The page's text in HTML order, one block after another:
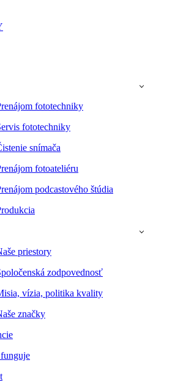
fototechniky
fototechniky
snímača
fotoateliéru
podcastového štúdia
priestory
zodpovednosť
vízia, politika kvality
značky